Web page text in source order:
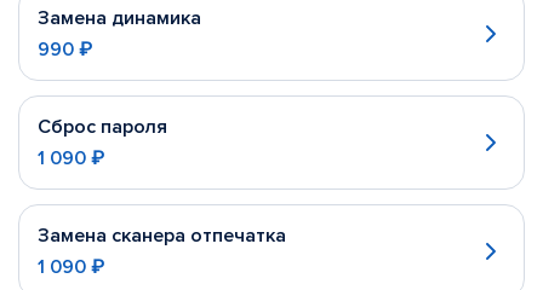
Замена динамика
990 ₽
Сброс пароля
1 090 ₽
Замена сканера отпечатка
1 090 ₽